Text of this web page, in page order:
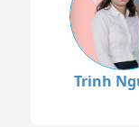
Trinh